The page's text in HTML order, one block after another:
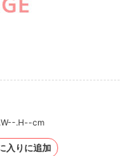
.H--cm
入りに追加